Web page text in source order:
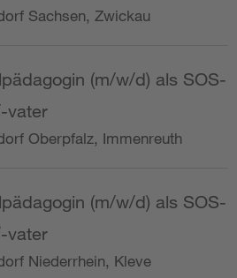
Sachsen, Zwickau
(m/w/d) als SOS-
vater
Oberpfalz, Immenreuth
(m/w/d) als SOS-
vater
Niederrhein, Kleve